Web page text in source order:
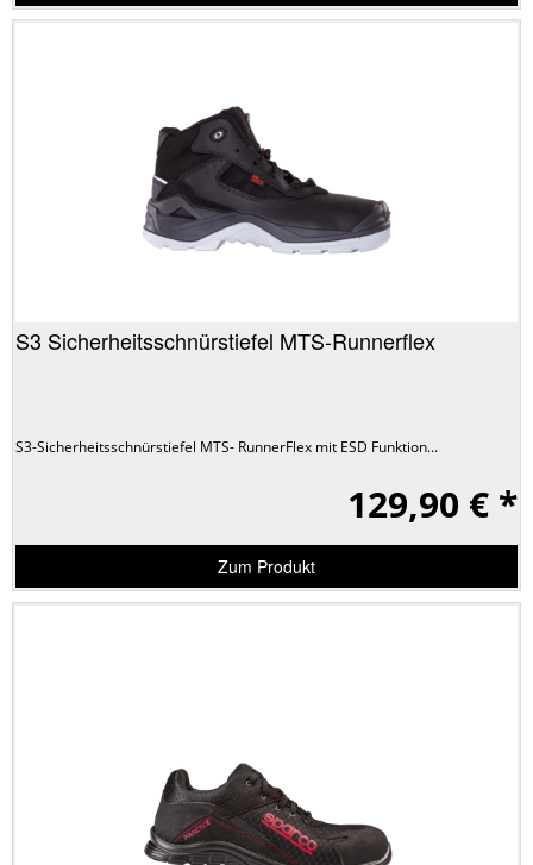
S3 Sicherheitsschnürstiefel MTS-Runnerflex
S3-Sicherheitsschnürstiefel MTS- RunnerFlex mit ESD Funktion...
129,90 € *
Zum Produkt